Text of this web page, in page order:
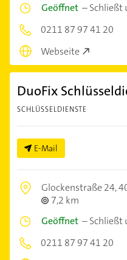
Geöffnet –Schließt
0211 87 97 41 20
Webseite
DuoFix
SCHLÜSSELDIENSTE
E-Mail
Glockenstraße 24,
7,2 km
Geöffnet –Schließt
0211 87 97 41 20